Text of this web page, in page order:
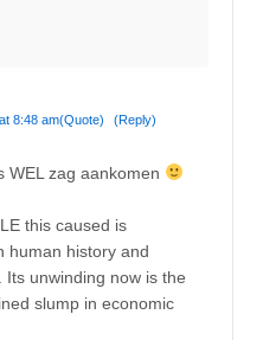
8:48 am(Quote) (Reply)
WEL zag aankomen
this caused is
human history and
unwinding now is the
slump in economic